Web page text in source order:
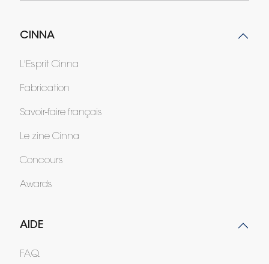
CINNA
L'Esprit Cinna
Fabrication
Savoir-faire français
Le zine Cinna
Concours
Awards
AIDE
FAQ